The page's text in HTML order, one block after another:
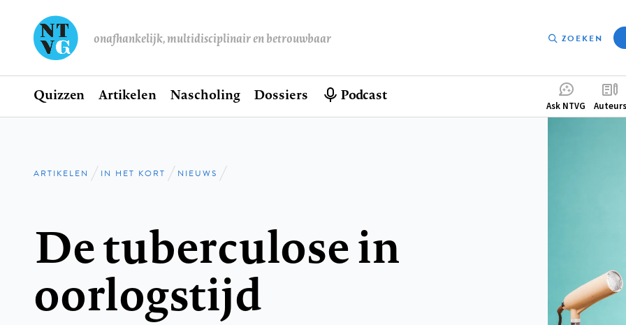
onafhankelijk, multidisciplinair en betrouwbaar ZOEKEN
Hoofdnavigatie
Home
Quizzen Artikelen Nascholing Dossiers Podcast
Ask NTVG Auteurs
Kruimelpad
ARTIKELEN IN HET KORT NIEUWS
De tuberculose in
oorlogstijd